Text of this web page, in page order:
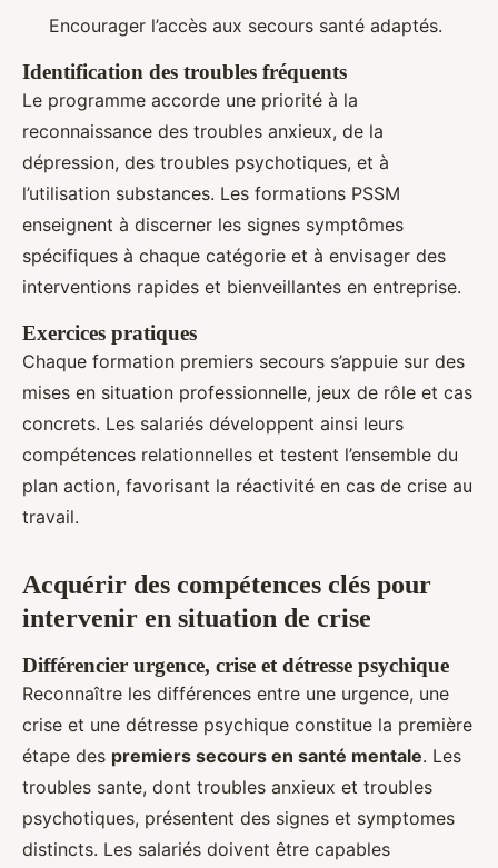
Encourager l’accès aux secours santé adaptés.
Identification des troubles fréquents
Le programme accorde une priorité à la
reconnaissance des troubles anxieux, de la
dépression, des troubles psychotiques, et à
l’utilisation substances. Les formations PSSM
enseignent à discerner les signes symptômes
spécifiques à chaque catégorie et à envisager des
interventions rapides et bienveillantes en entreprise.
Exercices pratiques
Chaque formation premiers secours s’appuie sur des
mises en situation professionnelle, jeux de rôle et cas
concrets. Les salariés développent ainsi leurs
compétences relationnelles et testent l’ensemble du
plan action, favorisant la réactivité en cas de crise au
travail.
Acquérir des compétences clés pour
intervenir en situation de crise
Différencier urgence, crise et détresse psychique
Reconnaître les différences entre une urgence, une
crise et une détresse psychique constitue la première
étape des premiers secours en santé mentale. Les
troubles sante, dont troubles anxieux et troubles
psychotiques, présentent des signes et symptomes
distincts. Les salariés doivent être capables